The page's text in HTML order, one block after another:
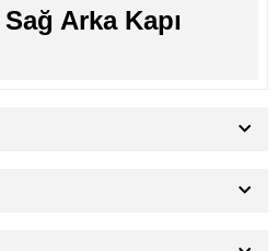
Arka Kapı